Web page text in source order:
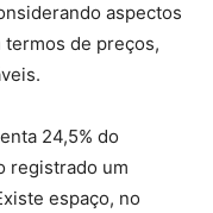
aspectos
de preços,
24,5% do
registrado um
espaço, no